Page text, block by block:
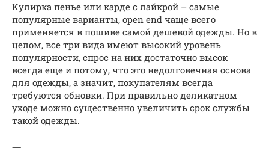
Кулирка пенье или карде с лайкрой – самые
популярные варианты, open end чаще всего
применяется в пошиве самой дешевой одежды. Но в
целом, все три вида имеют высокий уровень
популярности, спрос на них достаточно высок
всегда еще и потому, что это недолговечная основа
для одежды, а значит, покупателям всегда
требуются обновки. При правильно деликатном
уходе можно существенно увеличить срок службы
такой одежды.